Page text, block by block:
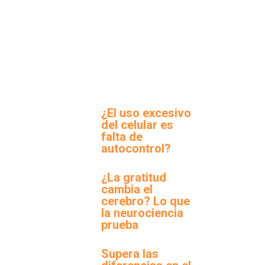
¿El uso excesivo
del celular es
falta de
autocontrol?
¿La gratitud
cambia el
cerebro? Lo que
la neurociencia
prueba
Supera las